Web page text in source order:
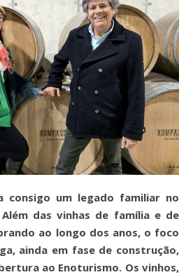
das vinhas de família e de
ao longo dos anos, o foco
ainda em fase de construção,
ao Enoturismo. Os vinhos,